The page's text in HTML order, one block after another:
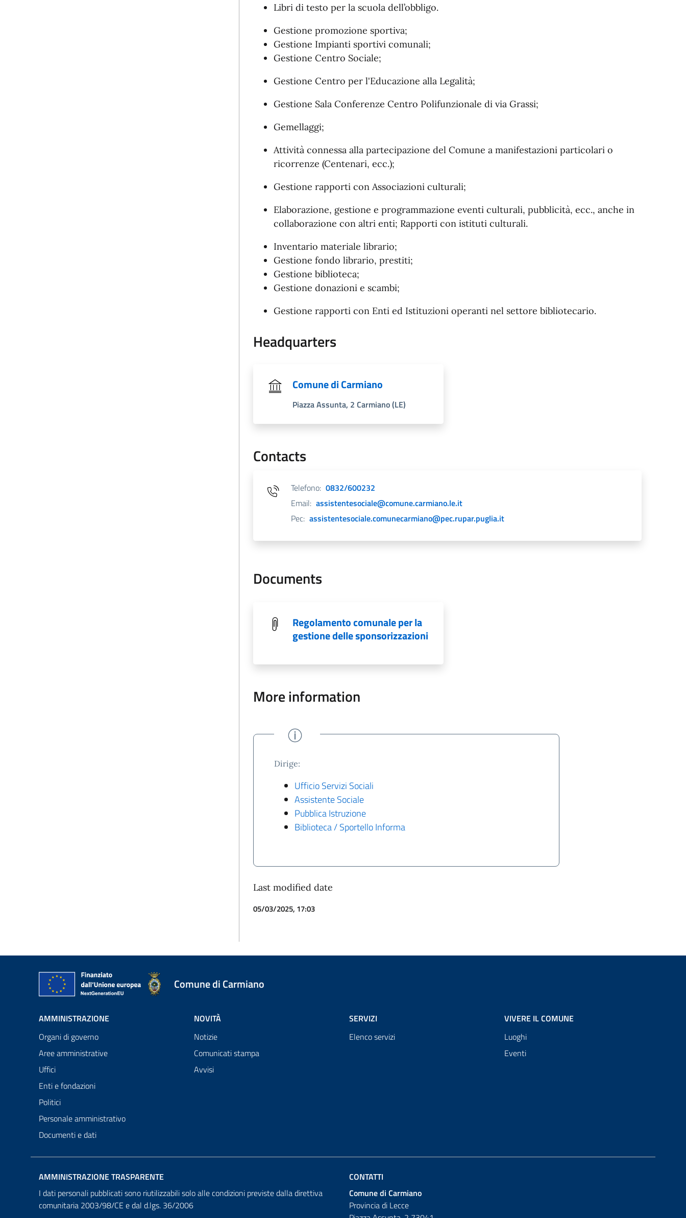
Libri di testo per la scuola dell’obbligo.
Gestione promozione sportiva;
Gestione Impianti sportivi comunali;
Gestione Centro Sociale;
Gestione Centro per l'Educazione alla Legalità;
Gestione Sala Conferenze Centro Polifunzionale di via Grassi;
Gemellaggi;
Attività connessa alla partecipazione del Comune a manifestazioni particolari o
ricorrenze (Centenari, ecc.);
Gestione rapporti con Associazioni culturali;
Elaborazione, gestione e programmazione eventi culturali, pubblicità, ecc., anche in
collaborazione con altri enti; Rapporti con istituti culturali.
Inventario materiale librario;
Gestione fondo librario, prestiti;
Gestione biblioteca;
Gestione donazioni e scambi;
Gestione rapporti con Enti ed Istituzioni operanti nel settore bibliotecario.
Headquarters
Comune di Carmiano
Piazza Assunta, 2 Carmiano (LE)
Contacts
Telefono: 0832/600232
Email: assistentesociale@comune.carmiano.le.it
Pec: assistentesociale.comunecarmiano@pec.rupar.puglia.it
Documents
Regolamento comunale per la
gestione delle sponsorizzazioni
More information
Dirige:
Ufficio Servizi Sociali
Assistente Sociale
Pubblica Istruzione
Biblioteca / Sportello Informa
Last modified date
05/03/2025, 17:03
Comune di Carmiano
AMMINISTRAZIONE
Organi di governo
Aree amministrative
Uffici
Enti e fondazioni
Politici
Personale amministrativo
Documenti e dati
NOVITÀ
Notizie
Comunicati stampa
Avvisi
SERVIZI
Elenco servizi
VIVERE IL COMUNE
Luoghi
Eventi
AMMINISTRAZIONE TRASPARENTE
I dati personali pubblicati sono riutilizzabili solo alle condizioni previste dalla direttiva
comunitaria 2003/98/CE e dal d.lgs. 36/2006
CONTATTI
Comune di Carmiano
Provincia di Lecce